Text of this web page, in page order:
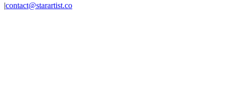
|contact@starartist.co